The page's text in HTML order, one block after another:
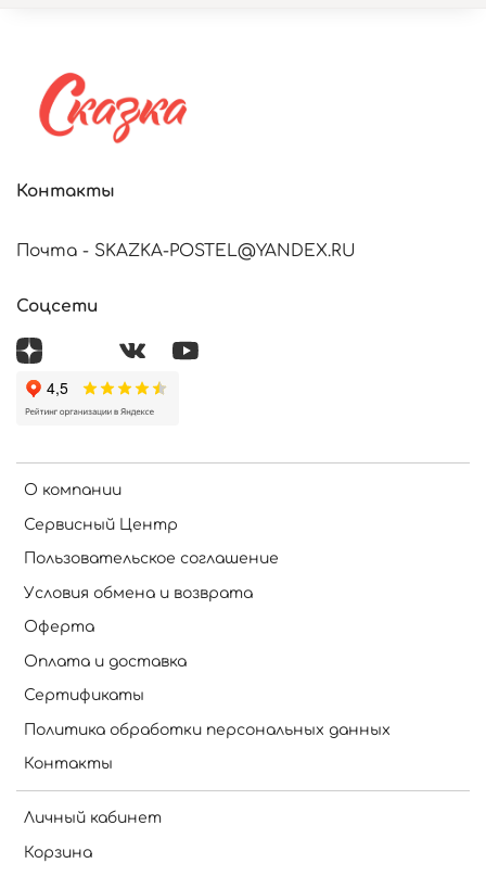
О компании
Сервисный Центр
Пользовательское соглашение
Условия обмена и возврата
Оферта
Оплата и доставка
Сертификаты
Политика обработки персональных данных
Контакты
Личный кабинет
Корзина
Контакты
Почта - SKAZKA-POSTEL@YANDEX.RU
Соцсети